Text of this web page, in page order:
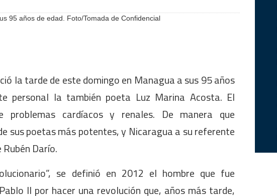
95 años de edad. Foto/Tomada de Confidencial
la tarde de este domingo en Managua a sus 95 años
personal la también poeta Luz Marina Acosta. El
problemas cardíacos y renales. De manera que
sus poetas más potentes, y Nicaragua a su referente
Darío.
se definió en 2012 el hombre que fue
II por hacer una revolución que, años más tarde,